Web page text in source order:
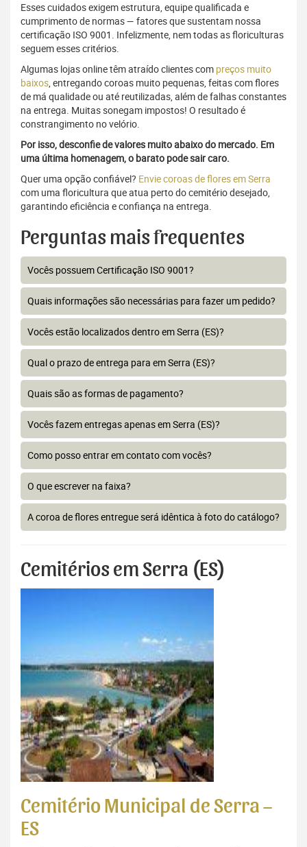
Esses cuidados exigem estrutura, equipe qualificada e
cumprimento de normas — fatores que sustentam nossa
certificação ISO 9001. Infelizmente, nem todas as floriculturas
seguem esses critérios.
Algumas lojas online têm atraído clientes com preços muito
baixos, entregando coroas muito pequenas, feitas com flores
de má qualidade ou até reutilizadas, além de falhas constantes
na entrega. Muitas sonegam impostos! O resultado é
constrangimento no velório.
Por isso, desconfie de valores muito abaixo do mercado. Em
uma última homenagem, o barato pode sair caro.
Quer uma opção confiável? Envie coroas de flores em Serra
com uma floricultura que atua perto do cemitério desejado,
garantindo eficiência e confiança na entrega.
Perguntas mais frequentes
Vocês possuem Certificação ISO 9001?
Quais informações são necessárias para fazer um pedido?
Vocês estão localizados dentro em Serra (ES)?
Qual o prazo de entrega para em Serra (ES)?
Quais são as formas de pagamento?
Vocês fazem entregas apenas em Serra (ES)?
Como posso entrar em contato com vocês?
O que escrever na faixa?
A coroa de flores entregue será idêntica à foto do catálogo?
Cemitérios em Serra (ES)
Cemitério Municipal de Serra –
ES